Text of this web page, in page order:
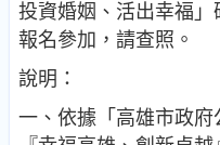
投資婚姻、活出幸福
報名參加，請查照。
說明：
一、依據「高雄市政府